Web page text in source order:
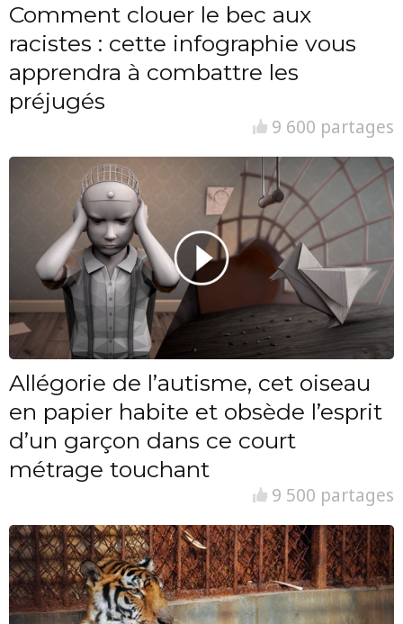
Comment clouer le bec aux
racistes : cette infographie vous
apprendra à combattre les
préjugés
9 600 partages
Allégorie de l’autisme, cet oiseau
en papier habite et obsède l’esprit
d’un garçon dans ce court
métrage touchant
9 500 partages